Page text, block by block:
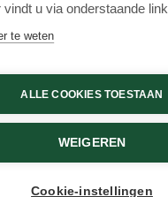
9.6 / 10 (531
vindt u via onderstaande
te weten
ALLE COOKIES TOESTAAN
WEIGEREN
Cookie-instellingen
je in voor onze
eerste de beste
advies